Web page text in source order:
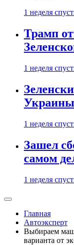
1 неделя
Трамп
1 неделя
Украины
1 неделя
Зашел
самом
1 неделя
Главная
Автоэксперт
Выбираем
варианта от